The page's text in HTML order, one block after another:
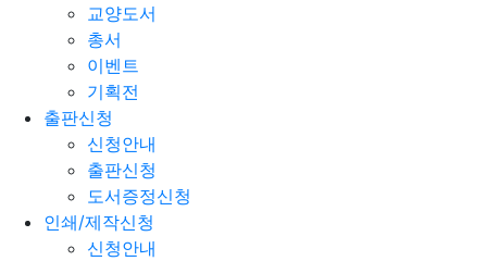
교양도서
총서
이벤트
기획전
출판신청
신청안내
출판신청
도서증정신청
인쇄/제작신청
신청안내